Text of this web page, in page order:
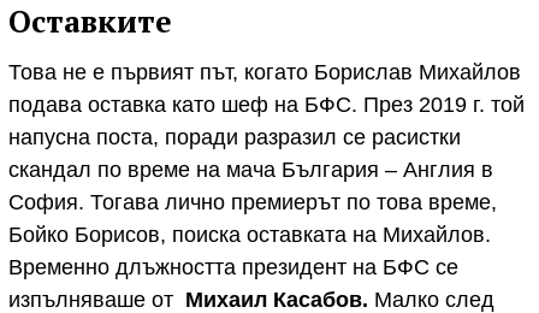
Оставките
Това не е първият път, когато Борислав Михайлов
подава оставка като шеф на БФС. През 2019 г. той
напусна поста, поради разразил се расистки
скандал по време на мача България – Англия в
София. Тогава лично премиерът по това време,
Бойко Борисов, поиска оставката на Михайлов.
Временно длъжността президент на БФС се
изпълняваше от Михаил Касабов. Малко след